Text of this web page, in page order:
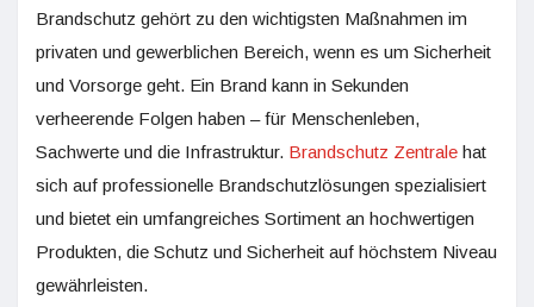
Brandschutz gehört zu den wichtigsten Maßnahmen im
privaten und gewerblichen Bereich, wenn es um Sicherheit
und Vorsorge geht. Ein Brand kann in Sekunden
verheerende Folgen haben – für Menschenleben,
Sachwerte und die Infrastruktur. Brandschutz Zentrale hat
sich auf professionelle Brandschutzlösungen spezialisiert
und bietet ein umfangreiches Sortiment an hochwertigen
Produkten, die Schutz und Sicherheit auf höchstem Niveau
gewährleisten.